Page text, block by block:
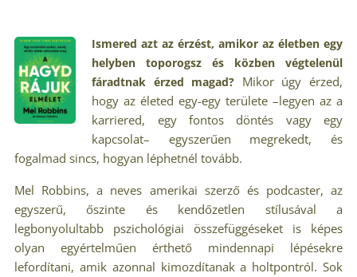
Ismered azt az érzést, amikor az életben egy
helyben toporogsz és közben végtelenül
fáradtnak érzed magad? Mikor úgy érzed,
hogy az életed egy-egy területe –legyen az a
karriered, egy fontos döntés vagy egy
kapcsolat– egyszerűen megrekedt, és
fogalmad sincs, hogyan léphetnél tovább.
Mel Robbins, a neves amerikai szerző és podcaster, az
egyszerű, őszinte és kendőzetlen stílusával a
legbonyolultabb pszichológiai összefüggéseket is képes
olyan egyértelműen érthető mindennapi lépésekre
lefordítani, amik azonnal kimozdítanak a holtpontról. Sok